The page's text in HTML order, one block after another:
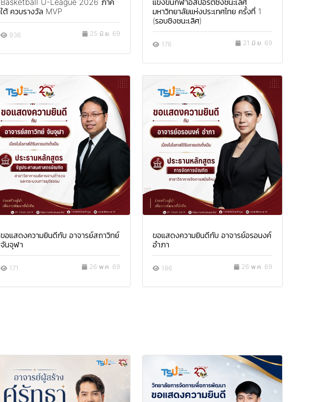
Basketball U-League 2026 ภาค
ใต้ ควบรางวัล MVP
936 25 มิ.ย. 69
แข่งขันกีฬาอีสปอร์ตชิงชนะเลิศ
มหาวิทยาลัยแห่งประเทศไทย ครั้งที่ 1
(รอบชิงชนะเลิศ)
176 21 มิ.ย. 69
ขอแสดงความยินดีกับ อาจารย์สถาวิทย์
จันจุฬา
171 26 พ.ค. 69
ขอแสดงความยินดีกับ อาจารย์อรอนงค์
อำภา
186 26 พ.ค. 69